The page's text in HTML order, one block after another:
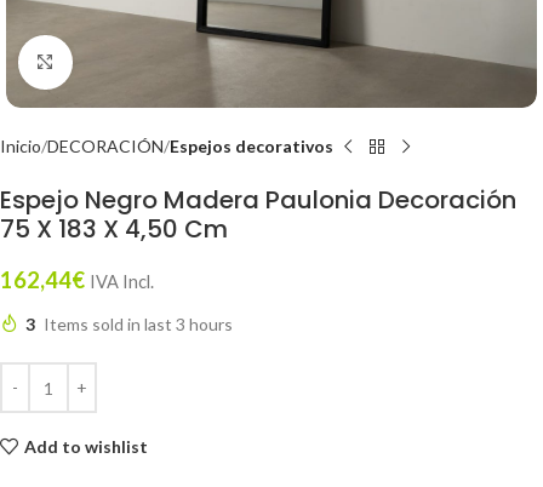
Click to enlarge
Inicio DECORACIÓN Espejos decorativos
Espejo Negro Madera Paulonia Decoración
75 X 183 X 4,50 Cm
162,44€ IVA Incl.
3 Items sold in last 3 hours
Add to wishlist